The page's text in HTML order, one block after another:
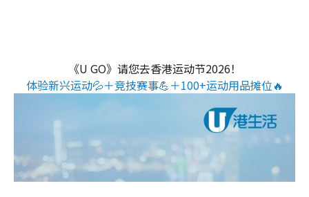
《U GO》请您去香港运动节2026！
体验新兴运动💦＋竞技赛事💪＋100+运动用品摊位🔥